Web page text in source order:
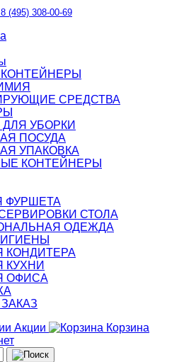
8 (495) 308-00-69
СРЕДСТВА
УБОРКИ
ПОСУДА
УПАКОВКА
КОНТЕЙНЕРЫ
ФУРШЕТА
СТОЛА
ОДЕЖДА
КОНДИТЕРА
КУХНИ
ОФИСА
Акции
Корзина